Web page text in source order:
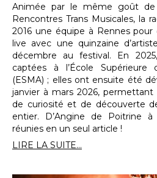
Animée par le même goût
Rencontres Trans Musicales, la
2016 une équipe à Rennes pour
live avec une quinzaine
décembre au festival. En
captées à l’École Supérieure
(ESMA) ; elles ont ensuite été
janvier à mars 2026, permettant
de curiosité et de découverte
entier. D’Angine de Poitrine
réunies en un seul article !
LIRE LA SUITE...